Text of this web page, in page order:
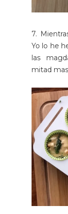
7.
Yo lo he
las
mitad